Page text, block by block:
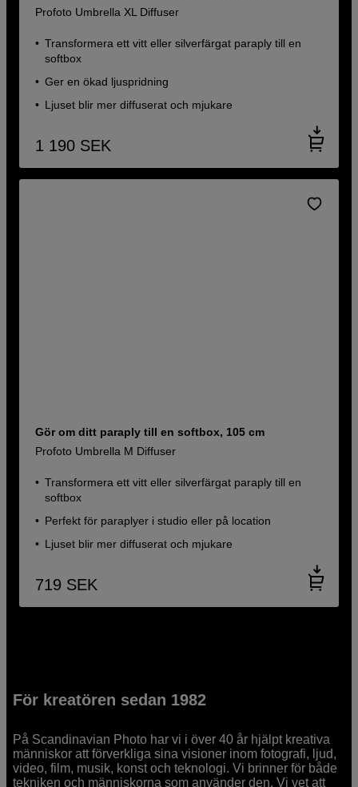
Profoto Umbrella XL Diffuser
Transformera ett vitt eller silverfärgat paraply till en
softbox
Ger en ökad ljuspridning
Ljuset blir mer diffuserat och mjukare
1 190 SEK
Gör om ditt paraply till en softbox, 105 cm
Profoto Umbrella M Diffuser
Transformera ett vitt eller silverfärgat paraply till en
softbox
Perfekt för paraplyer i studio eller på location
Ljuset blir mer diffuserat och mjukare
719 SEK
För kreatören sedan 1982
På Scandinavian Photo har vi i över 40 år hjälpt kreativa
människor att förverkliga sina visioner inom fotografi, ljud,
video, film, musik, konst och teknologi. Vi brinner för både
tekniken och människorna som använder den. Vi vet att